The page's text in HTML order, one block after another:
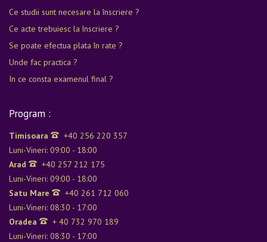
Ce studii sunt necesare la înscriere ?
Ce acte trebuiesc la înscriere ?
Se poate efectua plata în rate ?
Unde fac practica ?
In ce consta examenul final ?
Program :
Timisoara
+40 256 220 357
Luni-Vineri: 09:00 - 18:00
Arad
+40 257 212 175
Luni-Vineri: 09:00 - 18:00
Satu Mare
+40 261 712 060
Luni-Vineri: 08:30 - 17:00
Oradea
+ 40 732 970 189
Luni-Vineri: 08:30 - 17:00